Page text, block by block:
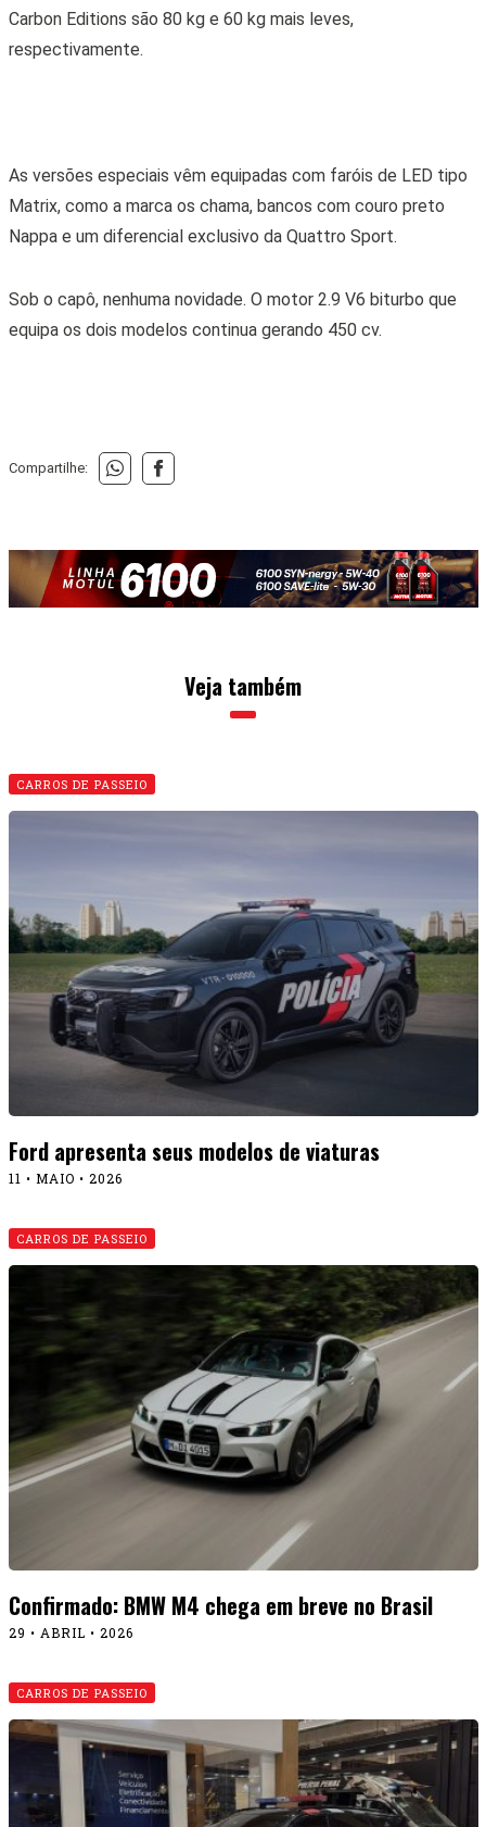
Carbon Editions são 80 kg e 60 kg mais leves,
respectivamente.
As versões especiais vêm equipadas com faróis de LED tipo
Matrix, como a marca os chama, bancos com couro preto
Nappa e um diferencial exclusivo da Quattro Sport.
Sob o capô, nenhuma novidade. O motor 2.9 V6 biturbo que
equipa os dois modelos continua gerando 450 cv.
Compartilhe:
Veja também
CARROS DE PASSEIO
Ford apresenta seus modelos de viaturas
11 • MAIO • 2026
CARROS DE PASSEIO
Confirmado: BMW M4 chega em breve no Brasil
29 • ABRIL • 2026
CARROS DE PASSEIO